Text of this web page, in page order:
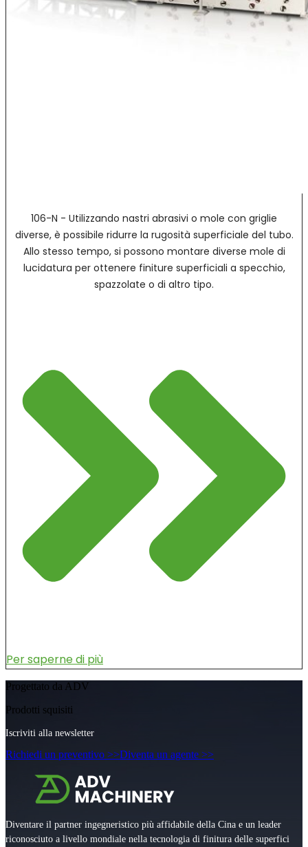
106-N - Utilizzando nastri abrasivi o mole con griglie
diverse, è possibile ridurre la rugosità superficiale del tubo.
Allo stesso tempo, si possono montare diverse mole di
lucidatura per ottenere finiture superficiali a specchio,
spazzolate o di altro tipo.
Per saperne di più
Progettato da ADV
Prodotti squisiti
Iscriviti alla newsletter
Richiedi un preventivo >>Diventa un agente >>
Diventare il partner ingegneristico più affidabile della Cina e un leader
riconosciuto a livello mondiale nella tecnologia di finitura delle superfici